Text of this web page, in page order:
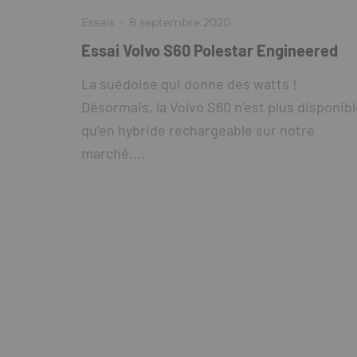
Essais · 8 septembre 2020
Essai Volvo S60 Polestar Engineered
La suédoise qui donne des watts !
Désormais, la Volvo S60 n’est plus
qu’en hybride rechargeable sur notre
marché....